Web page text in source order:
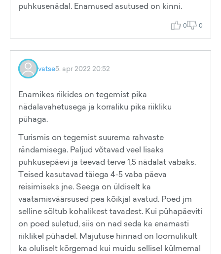
puhkusenädal. Enamused asutused on kinni.
0 0
vatse5. apr 2022 20:52
Enamikes riikides on tegemist pika
nädalavahetusega ja korraliku pika riikliku
pühaga.
Turismis on tegemist suurema rahvaste
rändamisega. Paljud võtavad veel lisaks
puhkusepäevi ja teevad terve 1,5 nädalat vabaks.
Teised kasutavad täiega 4-5 vaba päeva
reisimiseks jne. Seega on üldiselt ka
vaatamisväärsused pea kõikjal avatud. Poed jm
selline sõltub kohalikest tavadest. Kui pühapäeviti
on poed suletud, siis on nad seda ka enamasti
riiklikel pühadel. Majutuse hinnad on loomulikult
ka oluliselt kõrgemad kui muidu sellisel külmemal